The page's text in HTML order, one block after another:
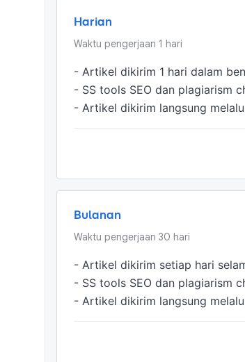
Harian
Waktu pengerjaan 1 hari
- Artikel dikirim 1 hari dalam
- SS tools SEO dan plagiarism
- Artikel dikirim langsung
Bulanan
Waktu pengerjaan 30 hari
- Artikel dikirim setiap hari
- SS tools SEO dan plagiarism
- Artikel dikirim langsung